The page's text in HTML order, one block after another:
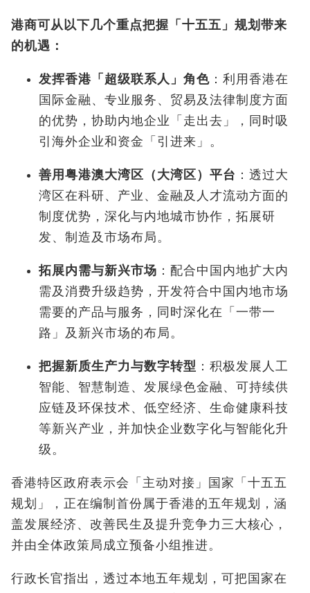
港商可从以下几个重点把握「十五五」规划带来
的机遇：
发挥香港「超级联系人」角色 ：利用香港在
国际金融、专业服务、贸易及法律制度方面
的优势，协助内地企业「走出去」，同时吸
引海外企业和资金「引进来」。
善用粤港澳大湾区 （大湾区） 平台 ：透过大
湾区在科研、产业、金融及人才流动方面的
制度优势，深化与内地城市协作，拓展研
发、制造及市场布局。
拓展内需与新兴市场 ：配合中国内地扩大内
需及消费升级趋势，开发符合中国内地市场
需要的产品与服务，同时深化在「一带一
路」及新兴市场的布局。
把握新质生产力与数字转型 ：积极发展人工
智能、智慧制造、发展绿色金融、可持续供
应链及环保技术、低空经济、生命健康科技
等新兴产业，并加快企业数字化与智能化升
级。
香港特区政府表示会「主动对接」国家「十五五
规划」，正在编制首份属于香港的五年规划，涵
盖发展经济、改善民生及提升竞争力三大核心，
并由全体政策局成立预备小组推进。
行政长官指出，透过本地五年规划，可把国家在